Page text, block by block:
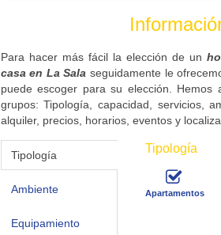
Para hacer más fácil la elección de un
casa en La Sala seguidamente le
puede escoger para su elección.
grupos: Tipología, capacidad, servicios,
alquiler, precios, horarios, eventos y
Tipología
Ambiente
Equipamiento
Tipología
Apartamentos